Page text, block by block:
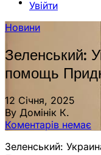
Увійти
Новини
Зеленський:
помощь
12 Січня, 2025
By Домінік К.
Коментарів немає
Зеленський: